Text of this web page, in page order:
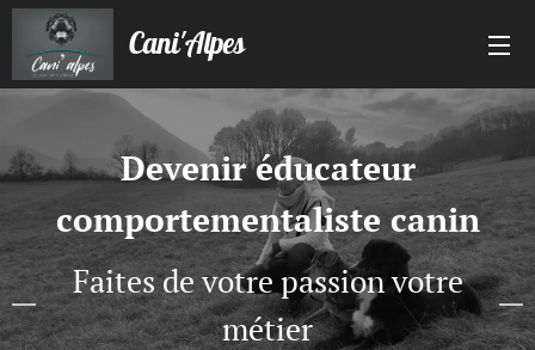
Cani'Alpes
Devenir éducateur
comportementaliste canin
Faites de votre passion votre
métier